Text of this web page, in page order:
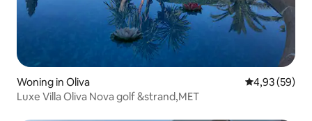
Woning in Oliva Gemiddelde
4,93 (59)
Luxe Villa Oliva Nova golf &strand,MET